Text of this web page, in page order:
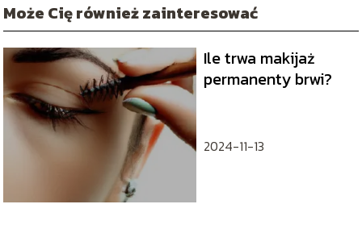
Może Cię również zainteresować
Ile trwa makijaż
permanenty brwi?
2024-11-13